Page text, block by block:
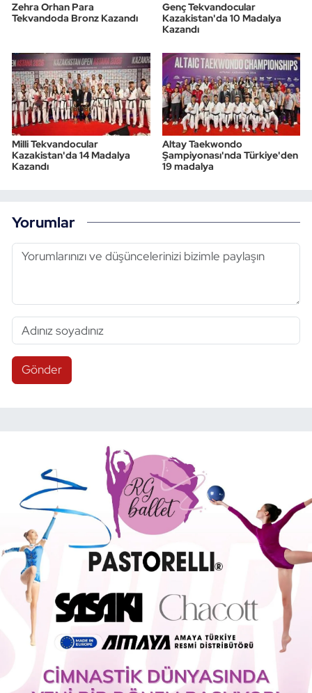
Zehra Orhan Para
Tekvandoda Bronz Kazandı
Genç Tekvandocular
Kazakistan'da 10 Madalya
Kazandı
Milli Tekvandocular
Kazakistan'da 14 Madalya
Kazandı
Altay Taekwondo
Şampiyonası'nda Türkiye'den
19 madalya
Yorumlar
Gönder